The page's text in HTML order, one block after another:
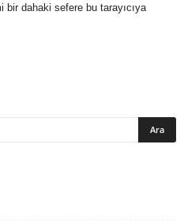
bir dahaki sefere bu tarayıcıya